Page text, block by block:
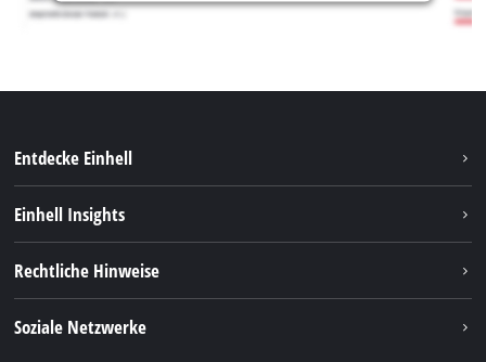
Entdecke Einhell
Akkusystem
Einhell Insights
Rechtliche Hinweise
Soziale Netzwerke